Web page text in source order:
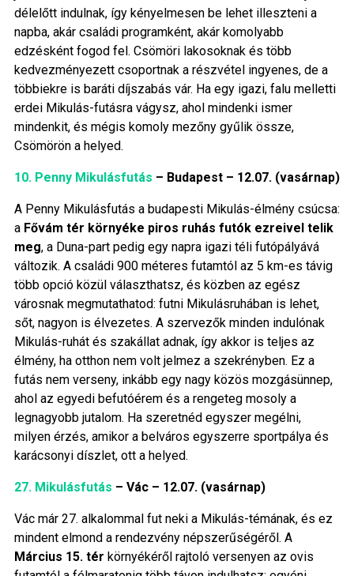
délelőtt indulnak, így kényelmesen be lehet illeszteni a
napba, akár családi programként, akár komolyabb
edzésként fogod fel. Csömöri lakosoknak és több
kedvezményezett csoportnak a részvétel ingyenes, de a
többiekre is baráti díjszabás vár. Ha egy igazi, falu melletti
erdei Mikulás-futásra vágysz, ahol mindenki ismer
mindenkit, és mégis komoly mezőny gyűlik össze,
Csömörön a helyed.
10. Penny Mikulásfutás – Budapest – 12.07. (vasárnap)
A Penny Mikulásfutás a budapesti Mikulás-élmény csúcsa:
a Fővám tér környéke piros ruhás futók ezreivel telik
meg, a Duna-part pedig egy napra igazi téli futópályává
változik. A családi 900 méteres futamtól az 5 km-es távig
több opció közül választhatsz, és közben az egész
városnak megmutathatod: futni Mikulásruhában is lehet,
sőt, nagyon is élvezetes. A szervezők minden indulónak
Mikulás-ruhát és szakállat adnak, így akkor is teljes az
élmény, ha otthon nem volt jelmez a szekrényben. Ez a
futás nem verseny, inkább egy nagy közös mozgásünnep,
ahol az egyedi befutóérem és a rengeteg mosoly a
legnagyobb jutalom. Ha szeretnéd egyszer megélni,
milyen érzés, amikor a belváros egyszerre sportpálya és
karácsonyi díszlet, ott a helyed.
27. Mikulásfutás – Vác – 12.07. (vasárnap)
Vác már 27. alkalommal fut neki a Mikulás-témának, és ez
mindent elmond a rendezvény népszerűségéről. A
Március 15. tér környékéről rajtoló versenyen az ovis